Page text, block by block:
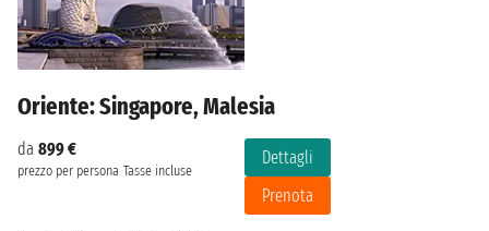
Oriente: Singapore, Malesia
da 899 €
prezzo per persona Tasse incluse
Dettagli
Prenota